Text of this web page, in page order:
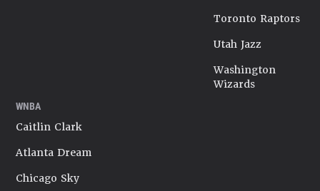
Toronto Raptors
Utah Jazz
Washington
Wizards
WNBA
Caitlin Clark
Atlanta Dream
Chicago Sky